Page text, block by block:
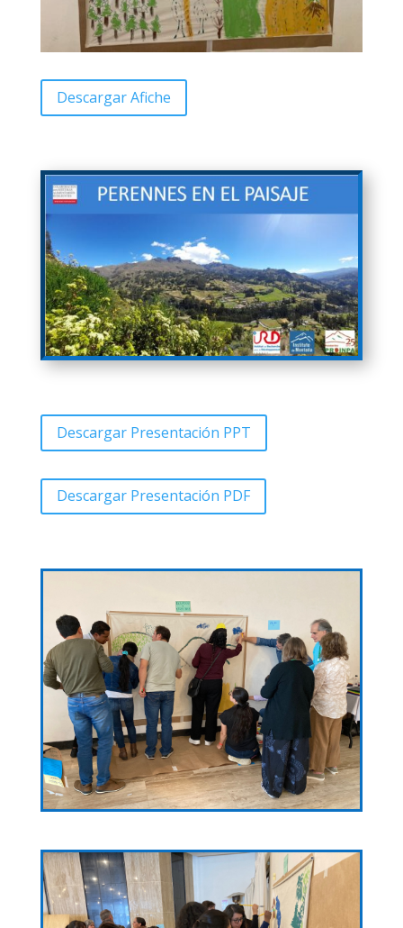
Descargar Afiche
Descargar Presentación PPT
Descargar Presentación PDF